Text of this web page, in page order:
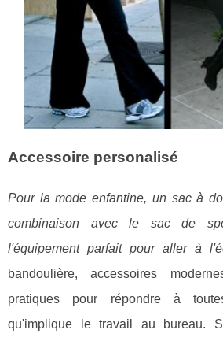
Accessoire personalisé
Pour la mode enfantine, un sac à
combinaison avec le sac de
l'équipement parfait pour aller à
bandoulière, accessoires
pratiques pour répondre à
qu'implique le travail au bureau.